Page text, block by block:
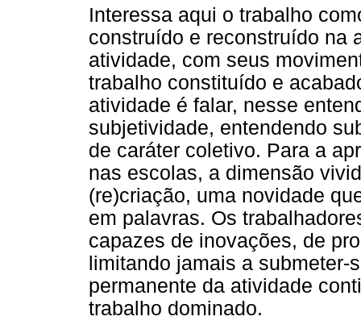
Interessa aqui o trabalho
construído e reconstruído na
atividade, com seus
trabalho constituído e
atividade é falar, nesse
subjetividade, entendendo
de caráter coletivo. Para a
nas escolas, a dimensão
(re)criação, uma novidade
em palavras. Os
capazes de inovações, de
limitando jamais a
permanente da atividade
trabalho dominado.